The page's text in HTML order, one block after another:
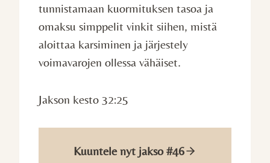
tunnistamaan kuormituksen tasoa ja
omaksu simppelit vinkit siihen, mistä
aloittaa karsiminen ja järjestely
voimavarojen ollessa vähäiset.
Jakson kesto 32:25
Kuuntele nyt jakso #46